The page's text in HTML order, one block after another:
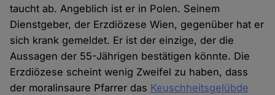
taucht ab. Angeblich ist er in Polen. Seinem
Dienstgeber, der Erzdiözese Wien, gegenüber hat er
sich krank gemeldet. Er ist der einzige, der die
Aussagen der 55-Jährigen bestätigen könnte. Die
Erzdiözese scheint wenig Zweifel zu haben, dass
der moralinsaure Pfarrer das Keuschheitsgelübde